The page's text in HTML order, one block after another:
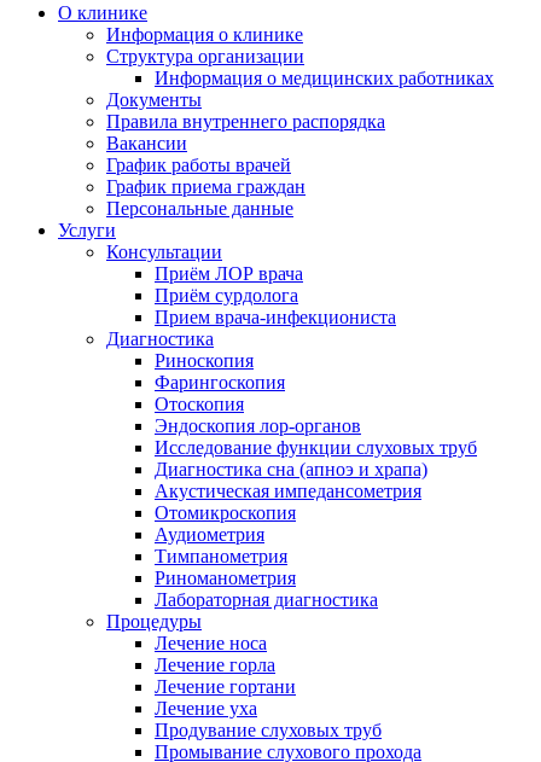
О клинике
Информация о клинике
Структура организации
Информация о медицинских работниках
Документы
Правила внутреннего распорядка
Вакансии
График работы врачей
График приема граждан
Персональные данные
Услуги
Консультации
Приём ЛОР врача
Приём сурдолога
Прием врача-инфекциониста
Диагностика
Риноскопия
Фарингоскопия
Отоскопия
Эндоскопия лор-органов
Исследование функции слуховых труб
Диагностика сна (апноэ и храпа)
Акустическая импедансометрия
Отомикроскопия
Аудиометрия
Тимпанометрия
Риноманометрия
Лабораторная диагностика
Процедуры
Лечение носа
Лечение горла
Лечение гортани
Лечение уха
Продувание слуховых труб
Промывание слухового прохода